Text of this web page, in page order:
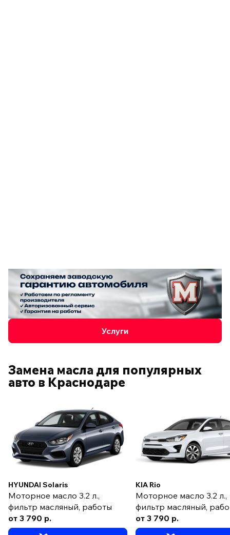
Услуги
Замена масла для популярных
авто в Краснодаре
HYUNDAI Solaris
Моторное масло 3.2 л.,
фильтр масляный, работы
от 3 790 р.
KIA Rio
Моторное масло 3.2 л.,
фильтр масляный,
от 3 790 р.